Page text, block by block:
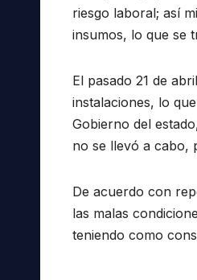
riesgo laboral; así
insumos, lo que se
El pasado 21 de
instalaciones, lo
Gobierno del
no se llevó a cabo,
De acuerdo con
las malas
teniendo como